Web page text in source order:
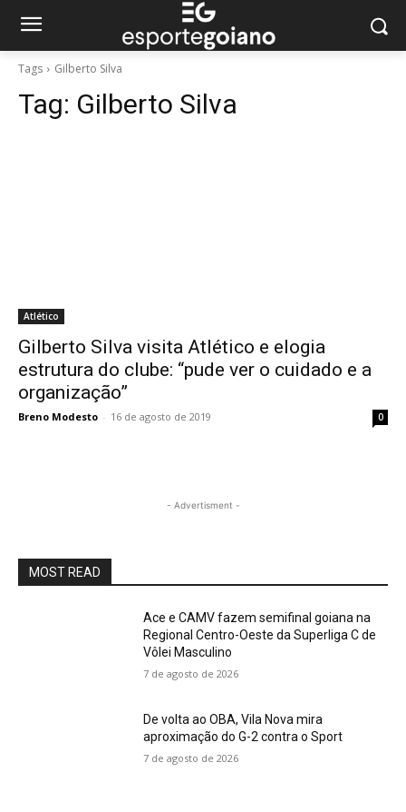
Tags Gilberto Silva
Tag: Gilberto Silva
Atlético
Gilberto Silva visita Atlético e elogia
estrutura do clube: “pude ver o cuidado e a
organização”
Breno Modesto - 16 de agosto de 2019 0
- Advertisment -
MOST READ
Ace e CAMV fazem semifinal goiana na
Regional Centro-Oeste da Superliga C de
Vôlei Masculino
7 de agosto de 2026
De volta ao OBA, Vila Nova mira
aproximação do G-2 contra o Sport
7 de agosto de 2026